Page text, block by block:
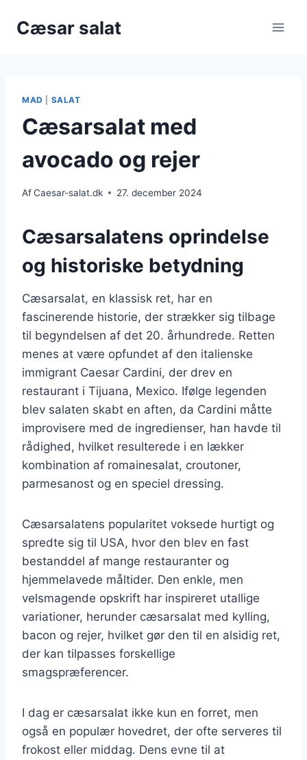
Cæsar salat
MAD SALAT
Cæsarsalat med
avocado og rejer
AfCaesar-salat.dk 27. december 2024
Cæsarsalatens oprindelse
og historiske betydning
Cæsarsalat, en klassisk ret, har en
fascinerende historie, der strækker sig tilbage
til begyndelsen af det 20. århundrede. Retten
menes at være opfundet af den italienske
immigrant Caesar Cardini, der drev en
restaurant i Tijuana, Mexico. Ifølge legenden
blev salaten skabt en aften, da Cardini måtte
improvisere med de ingredienser, han havde til
rådighed, hvilket resulterede i en lækker
kombination af romainesalat, croutoner,
parmesanost og en speciel dressing.
Cæsarsalatens popularitet voksede hurtigt og
spredte sig til USA, hvor den blev en fast
bestanddel af mange restauranter og
hjemmelavede måltider. Den enkle, men
velsmagende opskrift har inspireret utallige
variationer, herunder cæsarsalat med kylling,
bacon og rejer, hvilket gør den til en alsidig ret,
der kan tilpasses forskellige
smagspræferencer.
I dag er cæsarsalat ikke kun en forret, men
også en populær hovedret, der ofte serveres til
frokost eller middag. Dens evne til at